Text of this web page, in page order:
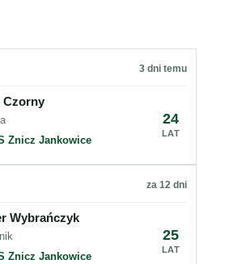
3 dni temu
Czorny
Znicz Jankowice
24
LAT
za 12 dni
Wybrańczyk
Znicz Jankowice
25
LAT